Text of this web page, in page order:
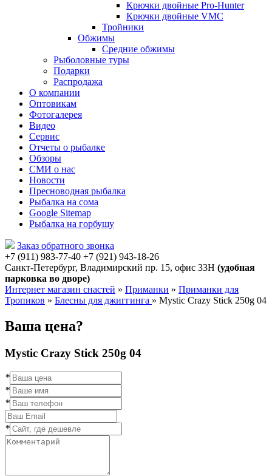
Крючки двойные Pro-Hunter
Крючки двойные VMC
Тройники
Обжимы
Средние обжимы
Рыболовные туры
Подарки
Распродажа
О компании
Оптовикам
Фотогалерея
Видео
Сервис
Отчеты о рыбалке
Обзоры
СМИ о нас
Новости
Пресноводная рыбалка
Рыбалка на сома
Google Sitemap
Рыбалка на горбушу
Заказ обратного звонка
+7 (911) 983-77-40 ‭+7 (921) 943-18-26
Санкт-Петербург, Владимирский пр. 15, офис 33Н (удобная
парковка во дворе)
Интернет магазин снастей » Приманки » Приманки для
Тропиков » Блесны для джиггинга » Mystic Crazy Stick 250g 04
Ваша цена?
Mystic Crazy Stick 250g 04
*
*
*
*